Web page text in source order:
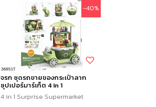
-40%
จรก ชุดรถขายของกระเป๋าลาก
ซุปเปอร์มาร์เก็ต 4 in 1
4 in 1 Surprise Supermarket